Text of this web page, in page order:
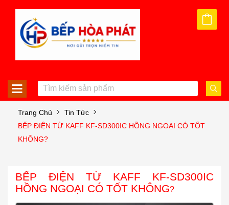
Trang Chủ
Tin Tức
BẾP ĐIỆN TỪ KAFF KF-SD300IC HỒNG NGOẠI CÓ TỐT
KHÔNG?
BẾP ĐIỆN TỪ KAFF KF-SD300IC
HỒNG NGOẠI CÓ TỐT KHÔNG?